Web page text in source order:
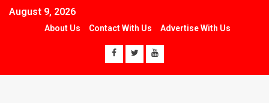
August 9, 2026
About Us Contact With Us Advertise With Us